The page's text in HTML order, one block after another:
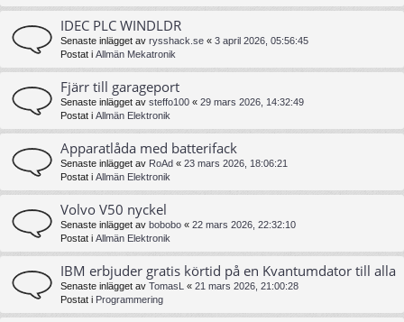
IDEC PLC WINDLDR
Senaste inlägget av rysshack.se « 3 april 2026, 05:56:45
Postat i Allmän Mekatronik
Fjärr till garageport
Senaste inlägget av steffo100 « 29 mars 2026, 14:32:49
Postat i Allmän Elektronik
Apparatlåda med batterifack
Senaste inlägget av RoAd « 23 mars 2026, 18:06:21
Postat i Allmän Elektronik
Volvo V50 nyckel
Senaste inlägget av bobobo « 22 mars 2026, 22:32:10
Postat i Allmän Elektronik
IBM erbjuder gratis körtid på en Kvantumdator till alla
Senaste inlägget av TomasL « 21 mars 2026, 21:00:28
Postat i Programmering